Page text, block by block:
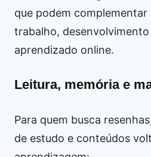
que podem complementar
trabalho, desenvolvimento
aprendizado online.
Leitura, memória e
Para quem busca
de estudo e conteúdos